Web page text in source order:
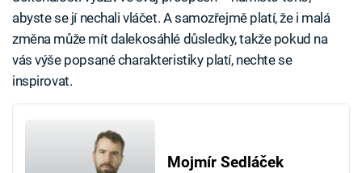
abyste se jí nechali vláčet. A samozřejmě platí, že i malá
změna může mít dalekosáhlé důsledky, takže pokud na
vás výše popsané charakteristiky platí, nechte se
inspirovat.
Mojmír Sedláček